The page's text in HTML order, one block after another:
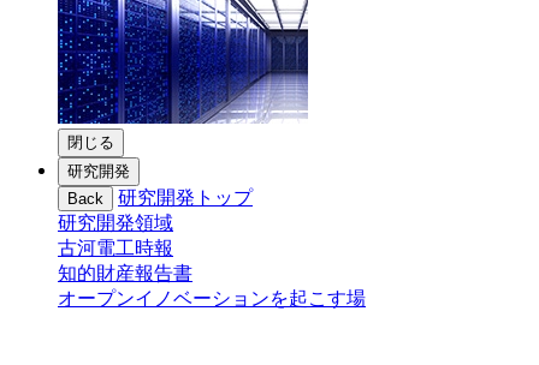
閉じる
研究開発
Back
研究開発トップ
研究開発領域
古河電工時報
知的財産報告書
オープンイノベーションを起こす場